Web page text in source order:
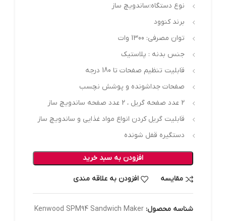
نوع دستگاه:ساندویچ ساز
برند کنوود
توان مصرفی: 1300 وات
جنس بدنه : پلاستیک
قابلیت تنظیم صفحات تا 180 درجه
صفحات جداشونده و پوشش نچسب
2 عدد صفحه گریل ، 2 عدد صفحه ساندویچ ساز
قابلیت گریل کردن انواع مواد غذایی و ساندویچ ساز
دستگیره قفل شونده
افزودن به سبد خرید
مقایسه افزودن به علاقه مندی
شناسه محصول: Kenwood SPM94 Sandwich Maker